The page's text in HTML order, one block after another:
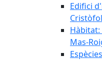
Edifici
Cristòfol
Hàbitat:
Mas-